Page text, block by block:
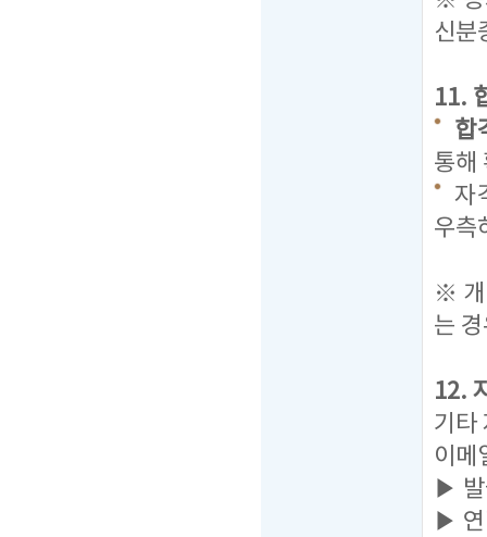
신분
11.
합
통해
자
우측
※ 개
는
12.
기타
이메
▶ 발
▶ 연